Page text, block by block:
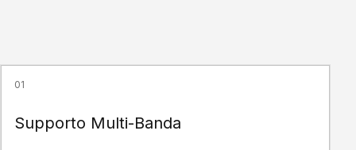
01
Supporto Multi-Banda